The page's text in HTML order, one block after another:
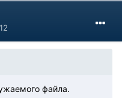
файла.